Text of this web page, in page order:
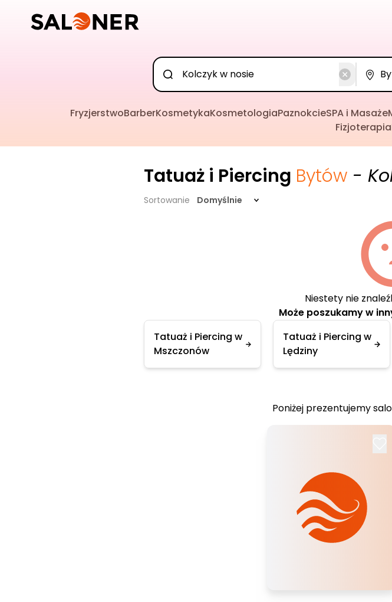
FryzjerstwoBarberKosmetykaKosmetologiaPaznokcieSPA i Masaże
Fizjoterapia
Tatuaż i Piercing Bytów -
Sortowanie Domyślnie
Niestety nie
Może poszukamy w
Tatuaż i Piercing w
Mszczonów
Tatuaż i Piercing w
Lędziny
Poniżej prezentujemy